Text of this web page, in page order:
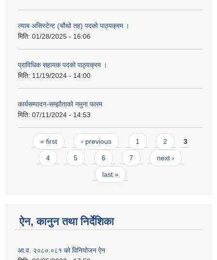
ल्याब असिस्टेन्ट (चौथो तह) पदको पाठ्यक्रम ।
मिति: 01/28/2025 - 16:06
प्राविधिक सहायक पदको पाठ्यक्रम ।
मिति: 11/19/2024 - 14:00
कार्यसम्पादन-सम्झौताको नमुना फारम
मिति: 07/11/2024 - 14:53
Pages
« first ‹ previous 1 2 3
4 5 6 7 next ›
last »
ऐन, कानुन तथा निर्देशिका
आ.व. २०८०.०८१ को विनियोजन ऐन